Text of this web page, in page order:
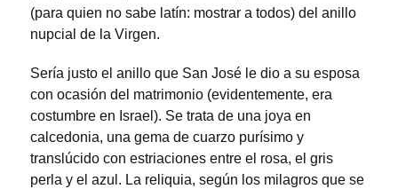
(para quien no sabe latín: mostrar a todos) del anillo
nupcial de la Virgen.
Sería justo el anillo que San José le dio a su esposa
con ocasión del matrimonio (evidentemente, era
costumbre en Israel). Se trata de una joya en
calcedonia, una gema de cuarzo purísimo y
translúcido con estriaciones entre el rosa, el gris
perla y el azul. La reliquia, según los milagros que se